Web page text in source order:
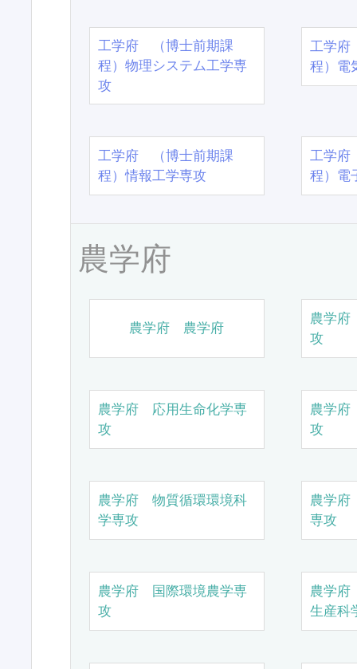
工学府 （博士前期課
程）物理システム工学専
攻
工学
程）電
工学府 （博士前期課
程）情報工学専攻
工学
程）電
農学府
農学府 農学府
農学
攻
農学府 応用生命化学専
攻
農学
攻
農学府 物質循環環境科
学専攻
農学
専攻
農学府 国際環境農学専
攻
農学
生産科